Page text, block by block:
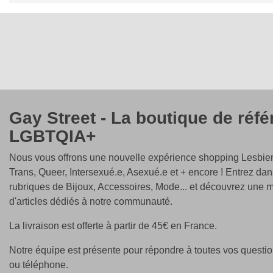
Gay Street - La boutique de
LGBTQIA+
Nous vous offrons une nouvelle expérience shopping
Trans, Queer, Intersexué.e, Asexué.e et + encore ! Entrez
rubriques de Bijoux, Accessoires, Mode... et découvrez une
d'articles dédiés à notre communauté.
La livraison est offerte à partir de 45€ en France.
Notre équipe est présente pour répondre à toutes vos
ou téléphone.